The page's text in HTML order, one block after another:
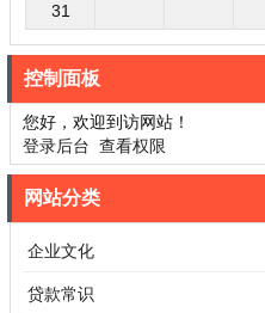
31
控制面板
您好，欢迎到访网站！
登录后台 查看权限
网站分类
企业文化
贷款常识